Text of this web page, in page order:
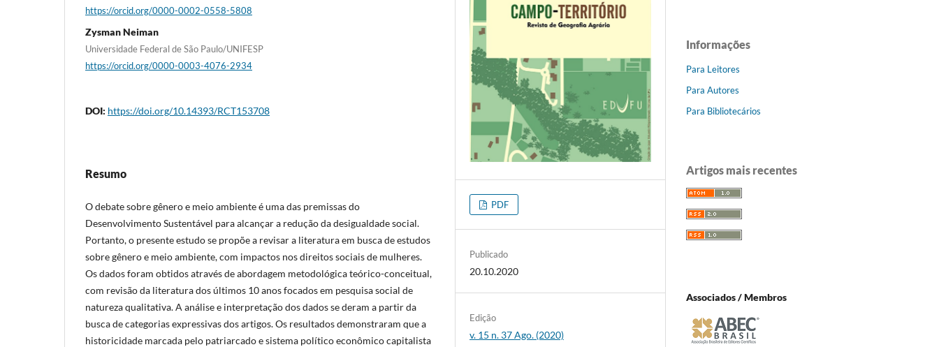
https://orcid.org/0000-0002-0558-5808
Zysman Neiman
Universidade Federal de São Paulo/UNIFESP
https://orcid.org/0000-0003-4076-2934
DOI: https://doi.org/10.14393/RCT153708
Resumo
O debate sobre gênero e meio ambiente é uma das premissas do
Desenvolvimento Sustentável para alcançar a redução da desigualdade social.
Portanto, o presente estudo se propõe a revisar a literatura em busca de estudos
sobre gênero e meio ambiente, com impactos nos direitos sociais de mulheres.
Os dados foram obtidos através de abordagem metodológica teórico-conceitual,
com revisão da literatura dos últimos 10 anos focados em pesquisa social de
natureza qualitativa. A análise e interpretação dos dados se deram a partir da
busca de categorias expressivas dos artigos. Os resultados demonstraram que a
historicidade marcada pelo patriarcado e sistema político econômico capitalista
PDF
Publicado
20.10.2020
Edição
v. 15 n. 37 Ago. (2020)
Informações
Para Leitores
Para Autores
Para Bibliotecários
Artigos mais recentes
Associados / Membros